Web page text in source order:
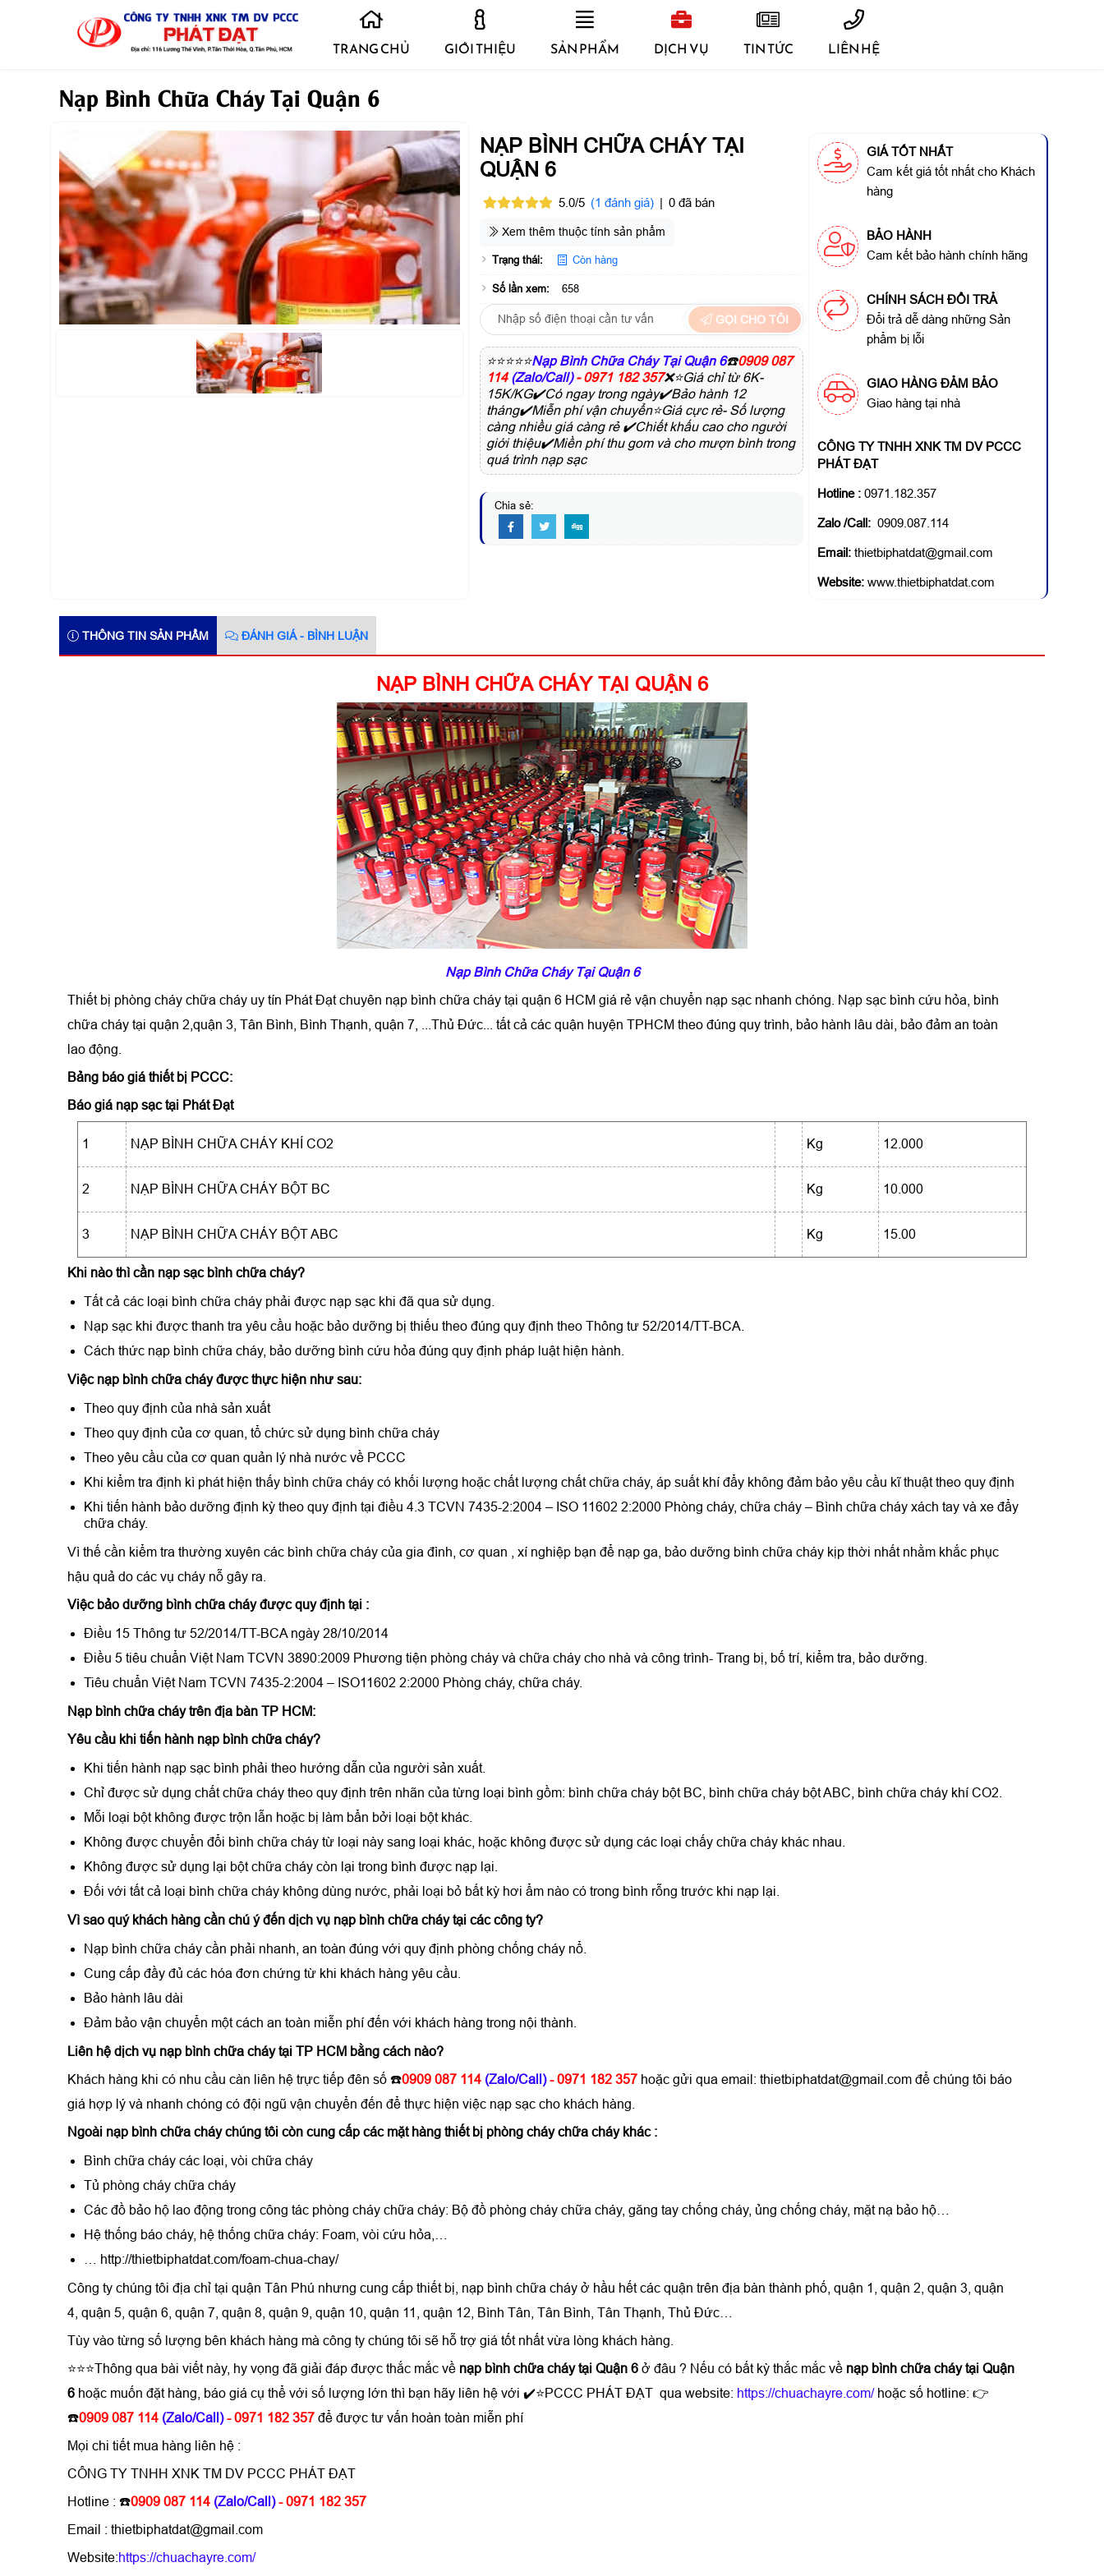
TRANG CHỦ GIỚI THIỆU SẢN PHẨM DỊCH VỤ TIN TỨC LIÊN HỆ
Nạp Bình Chữa Cháy Tại Quận 6
NẠP BÌNH CHỮA CHÁY TẠI
QUẬN 6
5.0/5 (1 đánh giá) | 0 đã bán
Xem thêm thuộc tính sản phẩm
Trạng thái: Còn hàng
Số lần xem: 658
GỌI CHO TÔI
⭐⭐⭐⭐⭐Nạp Bình Chữa Cháy Tại Quận 6☎️0909 087
114 (Zalo/Call) - 0971 182 357❌⭐Giá chỉ từ 6K-
15K/KG✔️Có ngay trong ngày✔️Bảo hành 12
tháng✔️Miễn phí vận chuyển⭐Giá cực rẻ- Số lượng
càng nhiều giá càng rẻ ✔️Chiết khấu cao cho người
giới thiệu✔️Miền phí thu gom và cho mượn bình trong
quá trình nạp sạc
Chia sẻ:
GIÁ TỐT NHẤT
Cam kết giá tốt nhất cho Khách
hàng
BẢO HÀNH
Cam kết bảo hành chính hãng
CHÍNH SÁCH ĐỔI TRẢ
Đổi trả dễ dàng những Sản
phẩm bị lỗi
GIAO HÀNG ĐẢM BẢO
Giao hàng tại nhà
CÔNG TY TNHH XNK TM DV PCCC
PHÁT ĐẠT
Hotline : 0971.182.357
Zalo /Call:0909.087.114
Email:thietbiphatdat@gmail.com
Website:www.thietbiphatdat.com
THÔNG TIN SẢN PHẨM ĐÁNH GIÁ - BÌNH LUẬN
NẠP BÌNH CHỮA CHÁY TẠI QUẬN 6
Nạp Bình Chữa Cháy Tại Quận 6
Thiết bị phòng cháy chữa cháy uy tín Phát Đạt chuyên nạp bình chữa cháy tại quận 6 HCM giá rẻ vận chuyển nạp sạc nhanh chóng. Nạp sạc bình cứu hỏa, bình
chữa cháy tại quận 2,quận 3, Tân Bình, Bình Thạnh, quận 7, ...Thủ Đức... tất cả các quận huyện TPHCM theo đúng quy trình, bảo hành lâu dài, bảo đảm an toàn
lao động.
Bảng báo giá thiết bị PCCC:
Báo giá nạp sạc tại Phát Đạt
1 NẠP BÌNH CHỮA CHÁY KHÍ CO2 Kg 12.000
2 NẠP BÌNH CHỮA CHÁY BỘT BC Kg 10.000
3 NẠP BÌNH CHỮA CHÁY BỘT ABC Kg 15.00
Khi nào thì cần nạp sạc bình chữa cháy?
Tất cả các loại bình chữa cháy phải được nạp sạc khi đã qua sử dụng.
Nạp sạc khi được thanh tra yêu cầu hoặc bảo dưỡng bị thiếu theo đúng quy định theo Thông tư 52/2014/TT-BCA.
Cách thức nạp bình chữa cháy, bảo dưỡng bình cứu hỏa đúng quy định pháp luật hiện hành.
Việc nạp bình chữa cháy được thực hiện như sau:
Theo quy định của nhà sản xuất
Theo quy định của cơ quan, tổ chức sử dụng bình chữa cháy
Theo yêu cầu của cơ quan quản lý nhà nước về PCCC
Khi kiểm tra định kì phát hiện thấy bình chữa cháy có khối lượng hoặc chất lượng chất chữa cháy, áp suất khí đẩy không đảm bảo yêu cầu kĩ thuật theo quy định
Khi tiến hành bảo dưỡng định kỳ theo quy định tại điều 4.3 TCVN 7435-2:2004 – ISO 11602 2:2000 Phòng cháy, chữa cháy – Bình chữa cháy xách tay và xe đẩy
chữa cháy.
Vì thế cần kiểm tra thường xuyên các bình chữa cháy của gia đình, cơ quan , xí nghiệp bạn để nạp ga, bảo dưỡng bình chữa cháy kịp thời nhất nhằm khắc phục
hậu quả do các vụ cháy nỗ gây ra.
Việc bảo dưỡng bình chữa cháy được quy định tại :
Điều 15 Thông tư 52/2014/TT-BCA ngày 28/10/2014
Điều 5 tiêu chuẩn Việt Nam TCVN 3890:2009 Phương tiện phòng cháy và chữa cháy cho nhà và công trình- Trang bị, bố trí, kiểm tra, bảo dưỡng.
Tiêu chuẩn Việt Nam TCVN 7435-2:2004 – ISO11602 2:2000 Phòng cháy, chữa cháy.
Nạp bình chữa cháy trên địa bàn TP HCM:
Yêu cầu khi tiến hành nạp bình chữa cháy?
Khi tiến hành nạp sạc bình phải theo hướng dẫn của người sản xuất.
Chỉ được sử dụng chất chữa cháy theo quy định trên nhãn của từng loại bình gồm: bình chữa cháy bột BC, bình chữa cháy bột ABC, bình chữa cháy khí CO2.
Mỗi loại bột không được trộn lẫn hoặc bị làm bẩn bởi loại bột khác.
Không được chuyển đổi bình chữa cháy từ loại này sang loại khác, hoặc không được sử dụng các loại chấy chữa cháy khác nhau.
Không được sử dụng lại bột chữa cháy còn lại trong bình được nạp lại.
Đối với tất cả loại bình chữa cháy không dùng nước, phải loại bỏ bất kỳ hơi ẩm nào có trong bình rỗng trước khi nạp lại.
Vì sao quý khách hàng cần chú ý đến dịch vụ nạp bình chữa cháy tại các công ty?
Nạp bình chữa cháy cần phải nhanh, an toàn đúng với quy định phòng chống cháy nổ.
Cung cấp đầy đủ các hóa đơn chứng từ khi khách hàng yêu cầu.
Bảo hành lâu dài
Đảm bảo vận chuyển một cách an toàn miễn phí đến với khách hàng trong nội thành.
Liên hệ dịch vụ nạp bình chữa cháy tại TP HCM bằng cách nào?
Khách hàng khi có nhu cầu càn liên hệ trực tiếp đên số ☎️0909 087 114 (Zalo/Call) - 0971 182 357 hoặc gửi qua email: thietbiphatdat@gmail.com để chúng tôi báo
giá hợp lý và nhanh chóng có đội ngũ vận chuyển đến để thực hiện việc nạp sạc cho khách hàng.
Ngoài nạp bình chữa cháy chúng tôi còn cung cấp các mặt hàng thiết bị phòng cháy chữa cháy khác :
Bình chữa cháy các loại, vòi chữa cháy
Tủ phòng cháy chữa cháy
Các đồ bảo hộ lao động trong công tác phòng cháy chữa cháy: Bộ đồ phòng cháy chữa cháy, găng tay chống cháy, ủng chống cháy, mặt nạ bảo hộ…
Hệ thống báo cháy, hệ thống chữa cháy: Foam, vòi cứu hỏa,…
… http://thietbiphatdat.com/foam-chua-chay/
Công ty chúng tôi địa chỉ tại quận Tân Phú nhưng cung cấp thiết bị, nạp bình chữa cháy ở hầu hết các quận trên địa bàn thành phố, quận 1, quận 2, quận 3, quận
4, quận 5, quận 6, quận 7, quận 8, quận 9, quận 10, quận 11, quận 12, Bình Tân, Tân Bình, Tân Thạnh, Thủ Đức…
Tùy vào từng số lượng bên khách hàng mà công ty chúng tôi sẽ hỗ trợ giá tốt nhất vừa lòng khách hàng.
⭐⭐⭐Thông qua bài viết này, hy vọng đã giải đáp được thắc mắc về nạp bình chữa cháy tại Quận 6 ở đâu ? Nếu có bất kỳ thắc mắc về nạp bình chữa cháy tại Quận
6 hoặc muốn đặt hàng, báo giá cụ thể với số lượng lớn thì bạn hãy liên hệ với ✔️⭐PCCC PHÁT ĐẠT qua website: https://chuachayre.com/ hoặc số hotline: 👉
☎️0909 087 114 (Zalo/Call) - 0971 182 357 để được tư vấn hoàn toàn miễn phí
Mọi chi tiết mua hàng liên hệ :
CÔNG TY TNHH XNK TM DV PCCC PHÁT ĐẠT
Hotline : ☎️0909 087 114 (Zalo/Call) - 0971 182 357
Email : thietbiphatdat@gmail.com
Website:https://chuachayre.com/